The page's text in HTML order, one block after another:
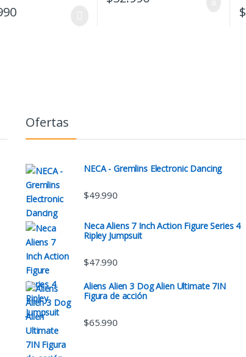
$
Ofertas
NECA - Gremlins Electronic Dancing
$49.990
Neca Aliens 7 Inch Action Figure Series 4
Ripley Jumpsuit
$47.990
Aliens Alien 3 Dog Alien Ultimate 7IN
Figura de acción
$65.990